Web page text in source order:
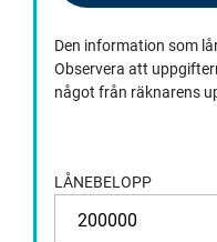
Den information som
Observera att
något från räknarens
LÅNEBELOPP